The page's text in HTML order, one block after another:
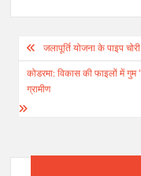
Post
navigation
जलापूर्ति योजना के पाइप
कोडरमा: विकास की फाइलों में गुम
ग्रामीण